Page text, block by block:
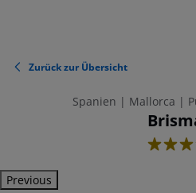
Zurück zur Übersicht
Spanien | Mallorca |
4
Previous